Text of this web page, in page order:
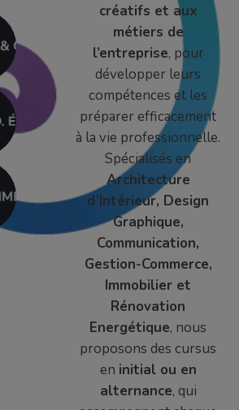
créatifs et aux
métiers de
l’entreprise, pour
développer leurs
compétences et les
préparer efficacement
à la vie professionnelle.
Spécialisés en
Architecture
d’Intérieur, Design
Graphique,
Communication,
Gestion-Commerce,
Immobilier et
Rénovation
Energétique, nous
proposons des cursus
en initial ou en
alternance, qui